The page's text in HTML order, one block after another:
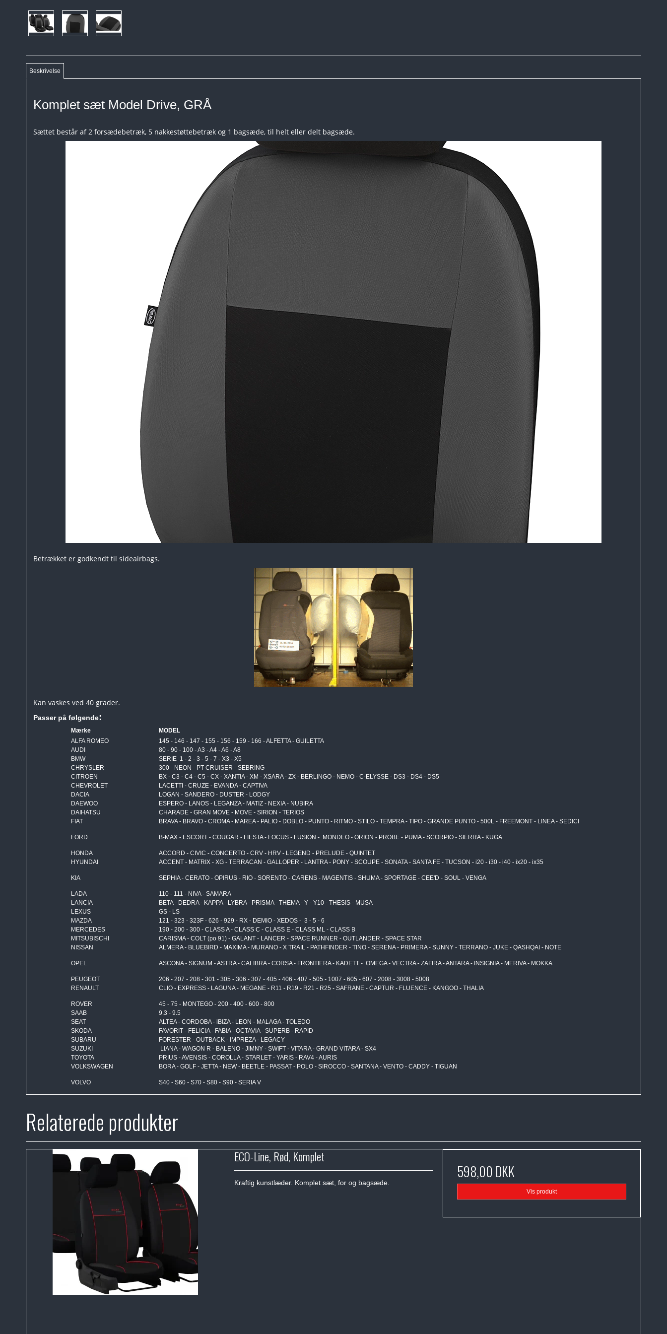
Beskrivelse
Komplet sæt Model Drive, GRÅ
Sættet består af 2 forsædebetræk, 5 nakkestøttebetræk og 1 bagsæde, til helt eller delt bagsæde.
Betrækket er godkendt til sideairbags.
Kan vaskes ved 40 grader.
Passer på følgende:
Mærke
MODEL
ALFA ROMEO
145 - 146 - 147 - 155 - 156 - 159 - 166 - ALFETTA - GUILETTA
AUDI
80 - 90 - 100 - A3 - A4 - A6 - A8
BMW
SERIE 1 - 2 - 3 - 5 - 7 - X3 - X5
CHRYSLER
300 - NEON - PT CRUISER - SEBRING
CITROEN
BX - C3 - C4 - C5 - CX - XANTIA - XM - XSARA - ZX - BERLINGO - NEMO - C-ELYSSE - DS3 - DS4 - DS5
CHEVROLET
LACETTI - CRUZE - EVANDA - CAPTIVA
DACIA
LOGAN - SANDERO - DUSTER - LODGY
DAEWOO
ESPERO - LANOS - LEGANZA - MATIZ - NEXIA - NUBIRA
DAIHATSU
CHARADE - GRAN MOVE - MOVE - SIRION - TERIOS
FIAT
BRAVA - BRAVO - CROMA - MAREA - PALIO - DOBLO - PUNTO - RITMO - STILO - TEMPRA - TIPO - GRANDE PUNTO - 500L - FREEMONT - LINEA - SEDICI
FORD B-MAX - ESCORT - COUGAR - FIESTA - FOCUS - FUSION - MONDEO - ORION - PROBE - PUMA - SCORPIO - SIERRA - KUGA
HONDA
ACCORD - CIVIC - CONCERTO - CRV - HRV - LEGEND - PRELUDE - QUINTET
HYUNDAI
ACCENT - MATRIX - XG - TERRACAN - GALLOPER - LANTRA - PONY - SCOUPE - SONATA - SANTA FE - TUCSON - i20 - i30 - i40 - ix20 - ix35
KIA SEPHIA - CERATO - OPIRUS - RIO - SORENTO - CARENS - MAGENTIS - SHUMA - SPORTAGE - CEE'D - SOUL - VENGA
LADA
110 - 111 - NIVA - SAMARA
LANCIA
BETA - DEDRA - KAPPA - LYBRA - PRISMA - THEMA - Y - Y10 - THESIS - MUSA
LEXUS
GS - LS
MAZDA
121 - 323 - 323F - 626 - 929 - RX - DEMIO - XEDOS - 3 - 5 - 6
MERCEDES
190 - 200 - 300 - CLASS A - CLASS C - CLASS E - CLASS ML - CLASS B
MITSUBISCHI
CARISMA - COLT (po 91) - GALANT - LANCER - SPACE RUNNER - OUTLANDER - SPACE STAR
NISSAN
ALMERA - BLUEBIRD - MAXIMA - MURANO - X TRAIL - PATHFINDER - TINO - SERENA - PRIMERA - SUNNY - TERRANO - JUKE - QASHQAI - NOTE
OPEL ASCONA - SIGNUM - ASTRA - CALIBRA - CORSA - FRONTIERA - KADETT - OMEGA - VECTRA - ZAFIRA - ANTARA - INSIGNIA - MERIVA - MOKKA
PEUGEOT
206 - 207 - 208 - 301 - 305 - 306 - 307 - 405 - 406 - 407 - 505 - 1007 - 605 - 607 - 2008 - 3008 - 5008
RENAULT
CLIO - EXPRESS - LAGUNA - MEGANE - R11 - R19 - R21 - R25 - SAFRANE - CAPTUR - FLUENCE - KANGOO - THALIA
ROVER
45 - 75 - MONTEGO - 200 - 400 - 600 - 800
SAAB
9.3 - 9.5
SEAT
ALTEA - CORDOBA - iBIZA - LEON - MALAGA - TOLEDO
SKODA
FAVORIT - FELICIA - FABIA - OCTAVIA - SUPERB - RAPID
SUBARU
FORESTER - OUTBACK - IMPREZA - LEGACY
SUZUKI
LIANA - WAGON R - BALENO - JIMNY - SWIFT - VITARA - GRAND VITARA - SX4
TOYOTA
PRIUS - AVENSIS - COROLLA - STARLET - YARIS - RAV4 - AURIS
VOLKSWAGEN
BORA - GOLF - JETTA - NEW - BEETLE - PASSAT - POLO - SIROCCO - SANTANA - VENTO - CADDY - TIGUAN
VOLVO S40 - S60 - S70 - S80 - S90 - SERIA V
Relaterede produkter
ECO-Line, Rød, Komplet
Kraftig kunstlæder. Komplet sæt, for og bagsæde.
598,00 DKK
Vis produkt